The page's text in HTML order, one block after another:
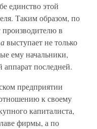
единство этой
Таким образом, по
в
выступает не только
ему начальники,
последней.
предприятии
к своему
капиталиста,
фирмы, а по